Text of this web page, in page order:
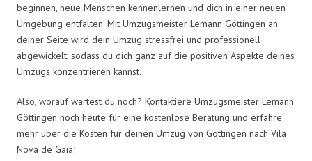
beginnen, neue Menschen kennenlernen und dich in einer neuen
Umgebung entfalten. Mit Umzugsmeister Lemann Göttingen an
deiner Seite wird dein Umzug stressfrei und professionell
abgewickelt, sodass du dich ganz auf die positiven Aspekte deines
Umzugs konzentrieren kannst.
Also, worauf wartest du noch? Kontaktiere Umzugsmeister Lemann
Göttingen noch heute für eine kostenlose Beratung und erfahre
mehr über die Kosten für deinen Umzug von Göttingen nach Vila
Nova de Gaia!